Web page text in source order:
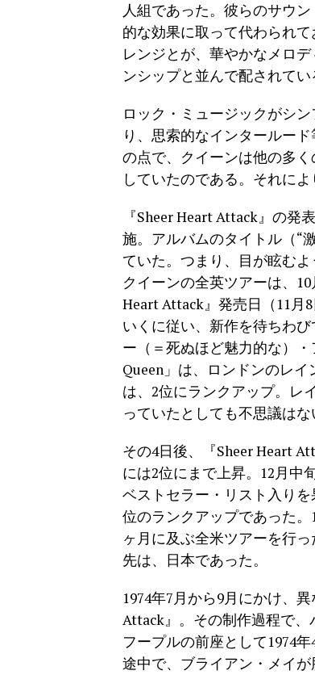
人組であった。彼らのサウ
的な効果に取って代わられ
レンジとが、華やかなメロ
ンシップと並んで配されてい
ロック・ミュージックがシ
り、思索的なインタールー
の点で、クイーンは他の多
していたのである。それに
『Sheer Heart Attack』の
施。アルバムのタイトル（“
ていた。つまり、目が眩む
クイーンの全英ツアーは、
Heart Attack』発売日（11月
いくに従い、新作を待ちわ
ー（＝死ぬほど魅力的な）
Queen」は、ロンドンのレ
は、2位にランクアップ。レ
っていたとしても不思議はな
その4日後、『Sheer Heart
には2位にまで上昇。12月中
ベストセラー・リスト入り
位のランクアップであった
ヶ月に及ぶ全米ツアーを行
先は、日本であった。
1974年7月から9月にかけ、
Attack』。その制作過程で、
フープルの前座として1974
途中で、ブライアン・メイ